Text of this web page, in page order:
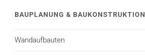
BAUPLANUNG & BAUKONSTRUKTION
Wandaufbauten